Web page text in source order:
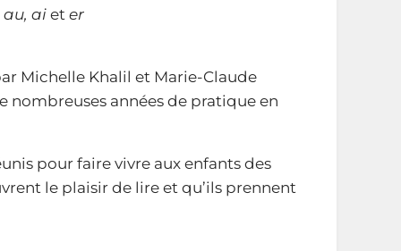
au, ai et er
Michelle Khalil et Marie-Claude
années de pratique en
pour faire vivre aux enfants des
le plaisir de lire et qu’ils prennent